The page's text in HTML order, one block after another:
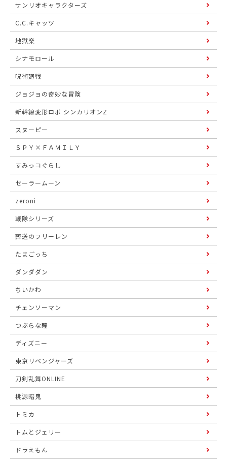
サンリオキャラクターズ
C.C.キャッツ
地獄楽
シナモロール
呪術廻戦
ジョジョの奇妙な冒険
新幹線変形ロボ シンカリオンZ
スヌーピー
ＳＰＹ×ＦＡＭＩＬＹ
すみっコぐらし
セーラームーン
zeroni
戦隊シリーズ
葬送のフリーレン
たまごっち
ダンダダン
ちいかわ
チェンソーマン
つぶらな瞳
ディズニー
東京リベンジャーズ
刀剣乱舞ONLINE
桃源暗鬼
トミカ
トムとジェリー
ドラえもん